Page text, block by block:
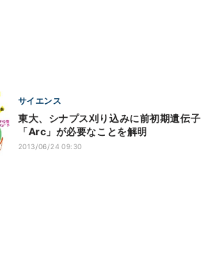
サイエンス
東大、シナプス刈り込みに前初期遺伝子
「Arc」が必要なことを解明
2013/06/24 09:30